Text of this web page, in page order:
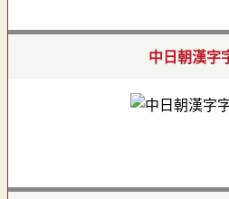
中日朝漢字